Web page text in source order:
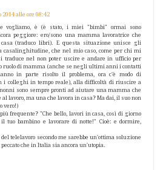
2014 alle ore 08:42
vogliamo, è (è stato, i miei "bimbi" ormai sono
peggiore: ero/sono una mamma lavoratrice che
(traduco libri). E questa situazione unisce gli
casalinghitudine, che nel mio caso, come per chi mi
traduce nel non poter uscire e andare in ufficio per
ruolo di mamma (anche se negli ultimi anni i contatti
in parte risolto il problema, ora c'è modo di
i colleghi in tempo reale), alla difficoltà di riuscire a
sono sempre pronti ad aiutare una mamma che
al lavoro, ma una che lavora in casa? Ma dai, il suo non
vero!)
frequente? "Che bello, lavori in casa, così di giorno
tuo bambino e lavorare di notte!" Cioè: e dormire,
del telelavoro secondo me sarebbe un'ottima soluzione
che in Italia sia ancora un'utopia.